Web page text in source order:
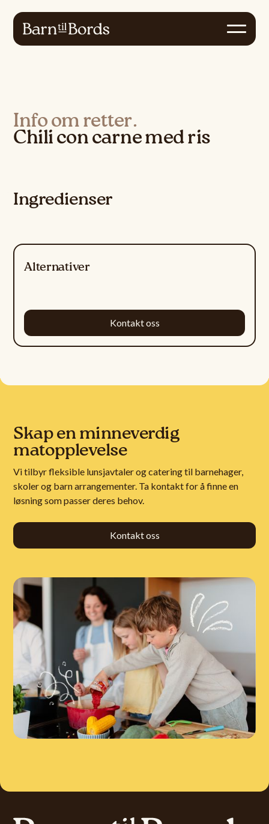
Info om retter.
Chili con carne med ris
Ingredienser
Alternativer
Kontakt oss
Skap en minneverdig
matopplevelse
Vi tilbyr fleksible lunsjavtaler og catering til barnehager,
skoler og barn arrangementer. Ta kontakt for å finne en
løsning som passer deres behov.
Kontakt oss